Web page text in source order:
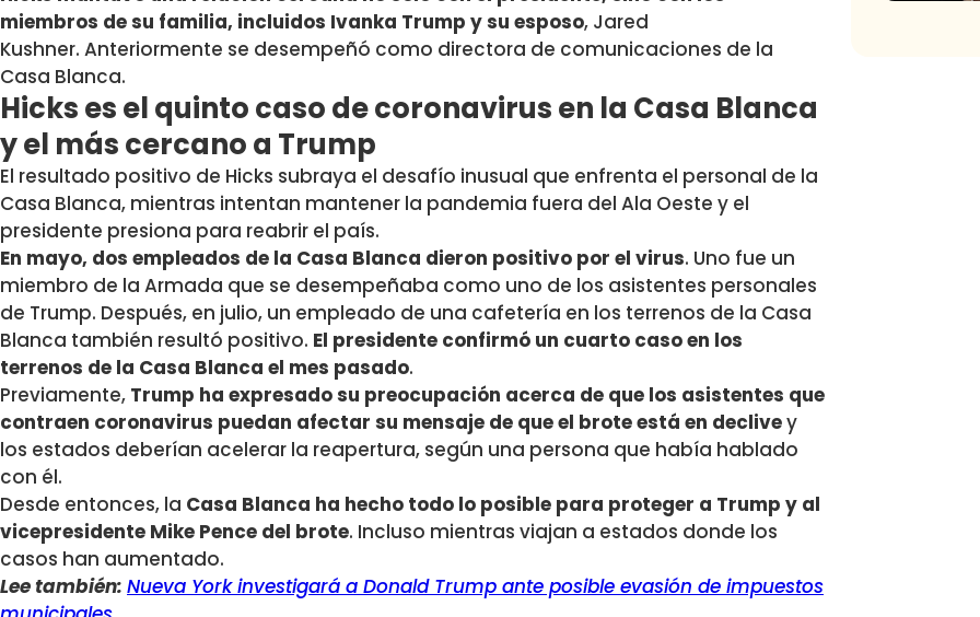
miembros de su familia, incluidos Ivanka Trump y su esposo, Jared
Kushner. Anteriormente se desempeñó como directora de comunicaciones de la
Casa Blanca.
Hicks es el quinto caso de coronavirus en la Casa Blanca
y el más cercano a Trump
El resultado positivo de Hicks subraya el desafío inusual que enfrenta el personal de la
Casa Blanca, mientras intentan mantener la pandemia fuera del Ala Oeste y el
presidente presiona para reabrir el país.
En mayo, dos empleados de la Casa Blanca dieron positivo por el virus. Uno fue un
miembro de la Armada que se desempeñaba como uno de los asistentes personales
de Trump. Después, en julio, un empleado de una cafetería en los terrenos de la Casa
Blanca también resultó positivo. El presidente confirmó un cuarto caso en los
terrenos de la Casa Blanca el mes pasado.
Previamente, Trump ha expresado su preocupación acerca de que los asistentes que
contraen coronavirus puedan afectar su mensaje de que el brote está en declivey
los estados deberían acelerar la reapertura, según una persona que había hablado
con él.
Desde entonces, la Casa Blanca ha hecho todo lo posible para proteger a Trump y al
vicepresidente Mike Pence del brote. Incluso mientras viajan a estados donde los
casos han aumentado.
Lee también: Nueva York investigará a Donald Trump ante posible evasión de impuestos